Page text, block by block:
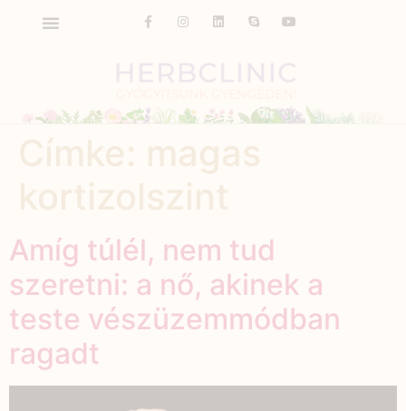
Amíg túlél, nem tud
szeretni: a nő, akinek a
teste vészüzemmódban
ragadt